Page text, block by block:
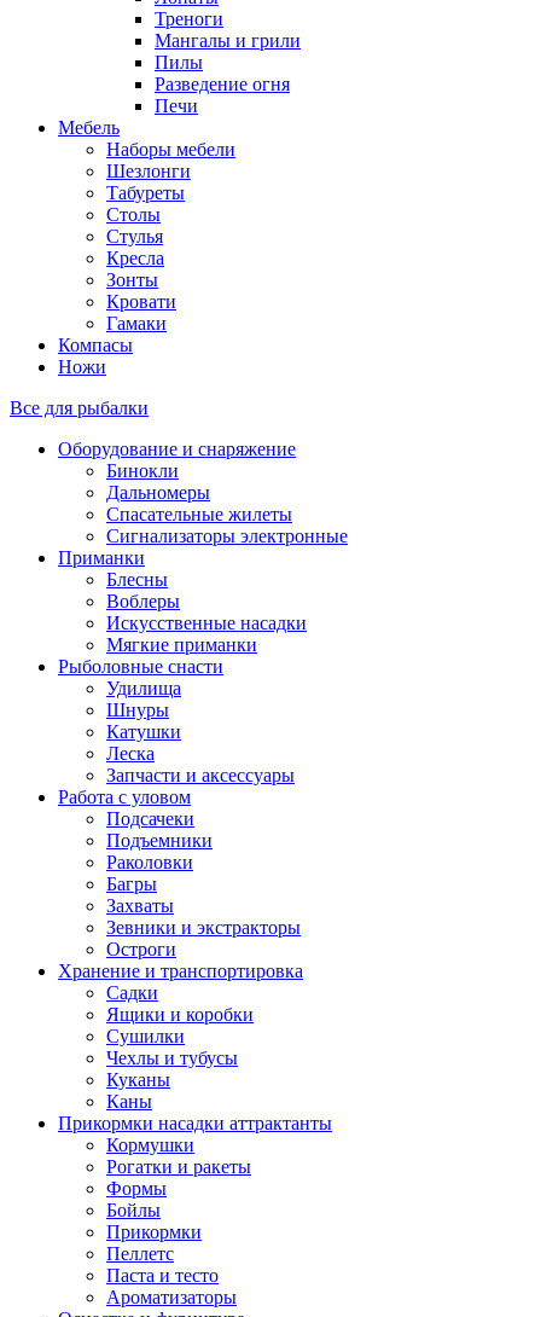
Треноги
Мангалы и грили
Пилы
Разведение огня
Печи
Мебель
Наборы мебели
Шезлонги
Табуреты
Столы
Стулья
Кресла
Зонты
Кровати
Гамаки
Компасы
Ножи
Все для рыбалки
Оборудование и снаряжение
Бинокли
Дальномеры
Спасательные жилеты
Сигнализаторы электронные
Приманки
Блесны
Воблеры
Искусственные насадки
Мягкие приманки
Рыболовные снасти
Удилища
Шнуры
Катушки
Леска
Запчасти и аксессуары
Работа с уловом
Подсачеки
Подъемники
Раколовки
Багры
Захваты
Зевники и экстракторы
Остроги
Хранение и транспортировка
Садки
Ящики и коробки
Сушилки
Чехлы и тубусы
Куканы
Каны
Прикормки насадки аттрактанты
Кормушки
Рогатки и ракеты
Формы
Бойлы
Прикормки
Пеллетс
Паста и тесто
Ароматизаторы